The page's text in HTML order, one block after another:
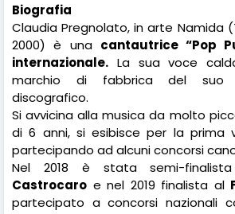
Biografia
Claudia Pregnolato, in arte Namida
2000) è una cantautrice “Pop
internazionale. La sua voce
marchio di fabbrica del suo
discografico.
Si avvicina alla musica da molto
di 6 anni, si esibisce per la prima
partecipando ad alcuni concorsi
Nel 2018 è stata semi-
Castrocaro e nel 2019 finalista al
partecipato a concorsi nazionali